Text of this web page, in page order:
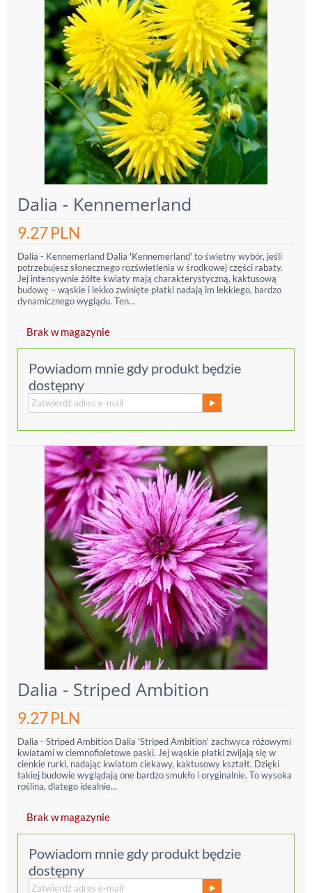
Dalia - Kennemerland
9.27PLN
Dalia - Kennemerland Dalia 'Kennemerland' to świetny wybór, jeśli
potrzebujesz słonecznego rozświetlenia w środkowej części rabaty.
Jej intensywnie żółte kwiaty mają charakterystyczną, kaktusową
budowę – wąskie i lekko zwinięte płatki nadają im lekkiego, bardzo
dynamicznego wyglądu. Ten...
Brak w magazynie
Powiadom mnie gdy produkt będzie
dostępny
Dalia - Striped Ambition
9.27PLN
Dalia - Striped Ambition Dalia 'Striped Ambition' zachwyca różowymi
kwiatami w ciemnofioletowe paski. Jej wąskie płatki zwijają się w
cienkie rurki, nadając kwiatom ciekawy, kaktusowy kształt. Dzięki
takiej budowie wyglądają one bardzo smukło i oryginalnie. To wysoka
roślina, dlatego idealnie...
Brak w magazynie
Powiadom mnie gdy produkt będzie
dostępny